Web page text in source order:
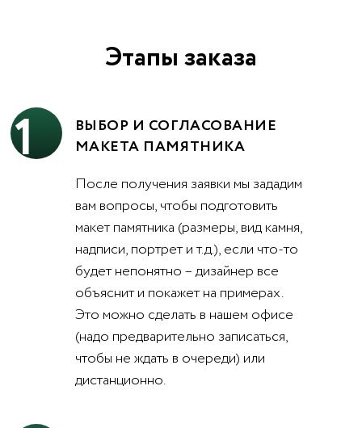
Этапы заказа
1
ВЫБОР И СОГЛАСОВАНИЕ
МАКЕТА ПАМЯТНИКА
После получения заявки мы зададим
вам вопросы, чтобы подготовить
макет памятника (размеры, вид камня,
надписи, портрет и т.д.), если что-то
будет непонятно – дизайнер все
объяснит и покажет на примерах.
Это можно сделать в нашем офисе
(надо предварительно записаться,
чтобы не ждать в очереди) или
дистанционно.